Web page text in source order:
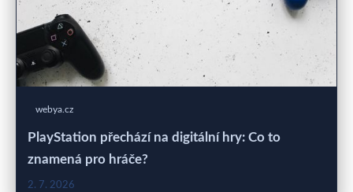
webya.cz
PlayStation přechází na digitální hry: Co to
znamená pro hráče?
2. 7. 2026